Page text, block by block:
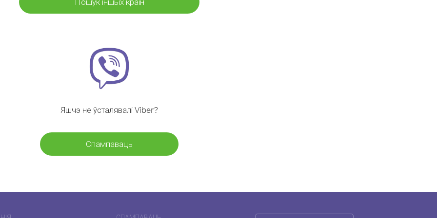
Яшчэ не ўсталявалі Viber?
Спампаваць